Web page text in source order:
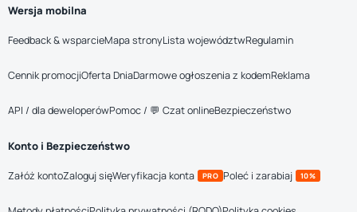
Wersja mobilna
Feedback & wsparcieMapa stronyLista województwRegulamin
Cennik promocjiOferta DniaDarmowe ogłoszenia z kodemReklama
API / dla deweloperówPomoc / 💬 Czat onlineBezpieczeństwo
Konto i Bezpieczeństwo
Załóż kontoZaloguj sięWeryfikacja konta PRO Poleć i zarabiaj 10%